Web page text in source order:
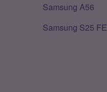
Samsung A56
Samsung S25 FE